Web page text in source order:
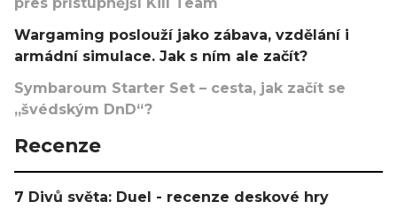
Wargaming poslouží jako zábava, vzdělání i
armádní simulace. Jak s ním ale začít?
Symbaroum Starter Set – cesta, jak začít se
„švédským DnD“?
Recenze
7 Divů světa: Duel - recenze deskové hry